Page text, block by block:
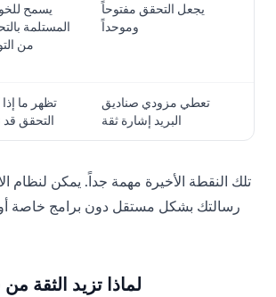
يسمح
المستلمة
من
يجعل التحقق مفتوحاً
وموحداً
تظهر ما
التحقق قد
تعطي مزودي صناديق
البريد إشارة ثقة
تلك النقطة الأخيرة مهمة جداً. يمكن لنظام
رسالتك بشكل مستقل دون برامج خاصة أو
لماذا تزيد الثقة